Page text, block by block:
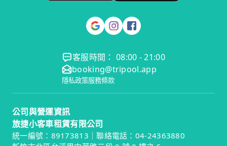
客服時間： 08:00 - 21:00
booking@tripool.app
隱私政策服務條款
公司與營運資訊
旅捷小客車租賃有限公司
統一編號：89173813｜聯絡電話：04-24363880